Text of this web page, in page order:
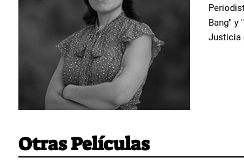
Bang" y
Justicia
Otras Películas